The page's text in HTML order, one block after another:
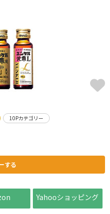
10Pカテゴリー
する
Yahooショッピング